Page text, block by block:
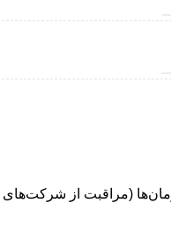
(مراقبت از شرکت‌های